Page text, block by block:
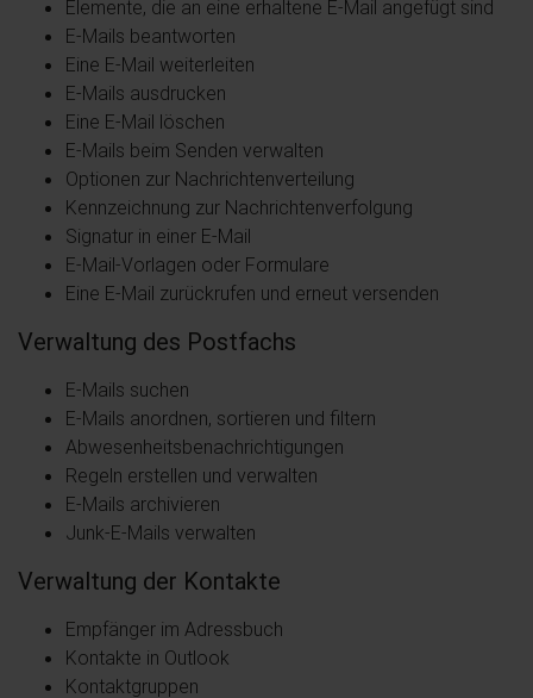
Elemente, die an eine erhaltene E-Mail angefügt sind
E-Mails beantworten
Eine E-Mail weiterleiten
E-Mails ausdrucken
Eine E-Mail löschen
E-Mails beim Senden verwalten
Optionen zur Nachrichtenverteilung
Kennzeichnung zur Nachrichtenverfolgung
Signatur in einer E-Mail
E-Mail-Vorlagen oder Formulare
Eine E-Mail zurückrufen und erneut versenden
Verwaltung des Postfachs
E-Mails suchen
E-Mails anordnen, sortieren und filtern
Abwesenheitsbenachrichtigungen
Regeln erstellen und verwalten
E-Mails archivieren
Junk-E-Mails verwalten
Verwaltung der Kontakte
Empfänger im Adressbuch
Kontakte in Outlook
Kontaktgruppen